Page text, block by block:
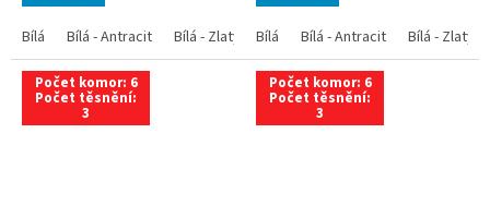
Bílá Bílá - Antracit Bílá - Zlatý dub Bílá - Tmavý dub Bílá -
Bílá Bílá - Antracit Bílá - Zlatý
Počet komor: 6
Počet těsnění:
3
Počet komor: 6
Počet těsnění:
3